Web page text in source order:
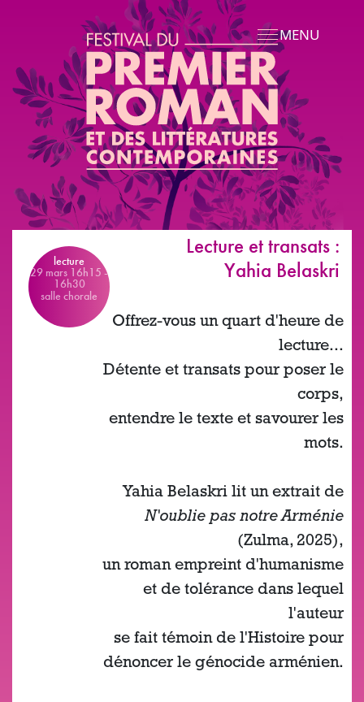
Aller au contenu principal
MENU
lecture
29 mars 16h15 -
16h30
salle chorale
Lecture et transats :
Yahia Belaskri
Offrez-vous un quart d'heure de
lecture...
Détente et transats pour poser le
corps,
entendre le texte et savourer les
mots.
Yahia Belaskri lit un extrait de
N'oublie pas notre Arménie
(Zulma, 2025),
un roman empreint d'humanisme
et de tolérance dans lequel
l'auteur
se fait témoin de l'Histoire pour
dénoncer le génocide arménien.